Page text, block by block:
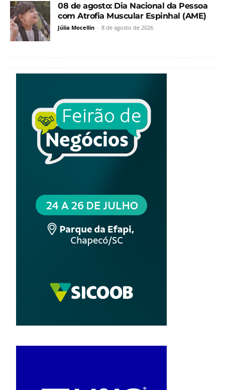
08 de agosto: Dia Nacional da Pessoa
com Atrofia Muscular Espinhal (AME)
Júlia Mocellin - 8 de agosto de 2026